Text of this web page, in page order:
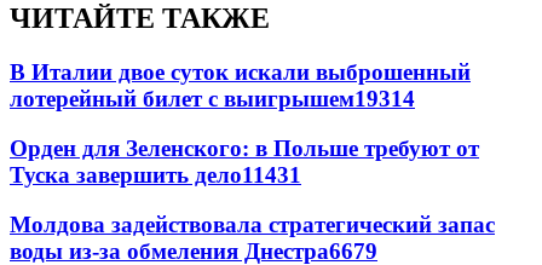
ЧИТАЙТЕ ТАКЖЕ
В Италии двое суток искали выброшенный
лотерейный билет с выигрышем19314
Орден для Зеленского: в Польше требуют от
Туска завершить дело11431
Молдова задействовала стратегический запас
воды из-за обмеления Днестра6679